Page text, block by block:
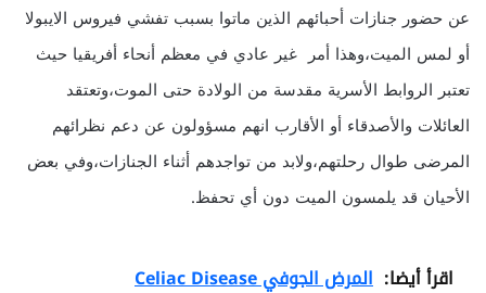
عن حضور جنازات أحبائهم الذين ماتوا بسبب تفشي فيروس الايبولا
أو لمس الميت،وهذا أمر غير عادي في معظم أنحاء أفريقيا حيث
تعتبر الروابط الأسرية مقدسة من الولادة حتى الموت،وتعتقد
العائلات والأصدقاء أو الأقارب انهم مسؤولون عن دعم نظرائهم
المرضى طوال رحلتهم،ولابد من تواجدهم أثناء الجنازات،وفي بعض
الأحيان قد يلمسون الميت دون أي تحفظ.
اقرأ أيضا: المرض الجوفي Celiac Disease